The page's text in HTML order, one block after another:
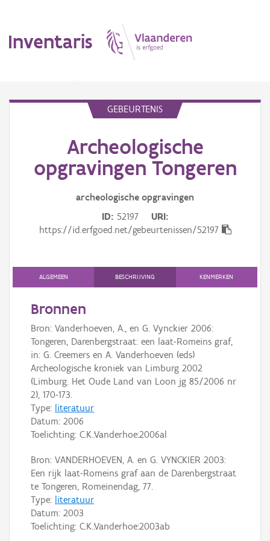
Inventaris
Aanduidingsobject
Persoon of collectief
Downloads
Hergebruik
Aanmelden
GEBEURTENIS
Archeologische
opgravingen Tongeren
archeologische opgravingen
ID 52197
URI
https://id.erfgoed.net/gebeurtenissen/52197
ALGEMEEN BESCHRIJVING KENMERKEN
Bronnen
Bron: Vanderhoeven, A., en G. Vynckier 2006:
Tongeren, Darenbergstraat: een laat-Romeins graf,
in: G. Creemers en A. Vanderhoeven (eds)
Archeologische kroniek van Limburg 2002
(Limburg. Het Oude Land van Loon jg 85/2006 nr
2), 170-173.
Type: literatuur
Datum: 2006
Toelichting: C.K.:Vanderhoe:2006al
Bron: VANDERHOEVEN, A. en G. VYNCKIER 2003:
Een rijk laat-Romeins graf aan de Darenbergstraat
te Tongeren, Romeinendag, 77.
Type: literatuur
Datum: 2003
Toelichting: C.K.:Vanderhoe:2003ab